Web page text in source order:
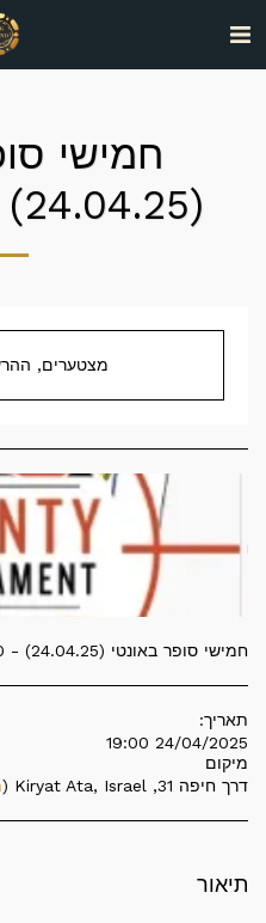
חמישי
(24.04.25) - 400+100
מצטערים,
חמישי סופר באונטי (24.04.25) - 400+100
תאריך:
24/04/2025 19:00
מיקום
דרך חיפה 31, Kiryat Ata, Israel (
תיאור